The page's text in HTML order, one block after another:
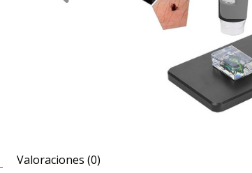
Valoraciones (0)